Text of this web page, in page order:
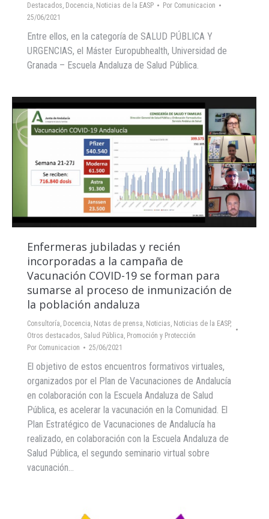
Destacados, Docencia, Noticias de la EASP Por Comunicacion
25/06/2021
Entre ellos, en la categoría de SALUD PÚBLICA Y
URGENCIAS, el Máster Europubhealth, Universidad de
Granada – Escuela Andaluza de Salud Pública.
Enfermeras jubiladas y recién
incorporadas a la campaña de
Vacunación COVID-19 se forman para
sumarse al proceso de inmunización de
la población andaluza
Consultoría, Docencia, Notas de prensa, Noticias, Noticias de la EASP,
Otros destacados, Salud Pública, Promoción y Protección
Por Comunicacion 25/06/2021
El objetivo de estos encuentros formativos virtuales,
organizados por el Plan de Vacunaciones de Andalucía
en colaboración con la Escuela Andaluza de Salud
Pública, es acelerar la vacunación en la Comunidad. El
Plan Estratégico de Vacunaciones de Andalucía ha
realizado, en colaboración con la Escuela Andaluza de
Salud Pública, el segundo seminario virtual sobre
vacunación…